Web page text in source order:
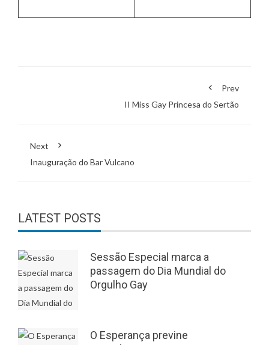
Prev
II Miss Gay Princesa do Sertão
Next
Inauguração do Bar Vulcano
LATEST POSTS
Sessão Especial marca a
passagem do Dia Mundial do
Orgulho Gay
O Esperança previne